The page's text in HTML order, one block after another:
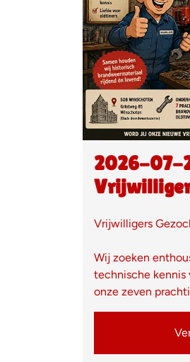
2026-07-
Vrijwilligers
Wij zoeken
technische kennis
onze zeven